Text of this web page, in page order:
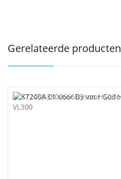
Gerelateerde producten